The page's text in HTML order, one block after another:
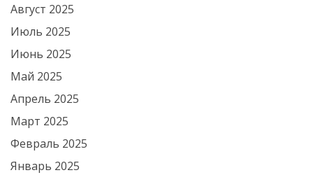
Август 2025
Июль 2025
Июнь 2025
Май 2025
Апрель 2025
Март 2025
Февраль 2025
Январь 2025